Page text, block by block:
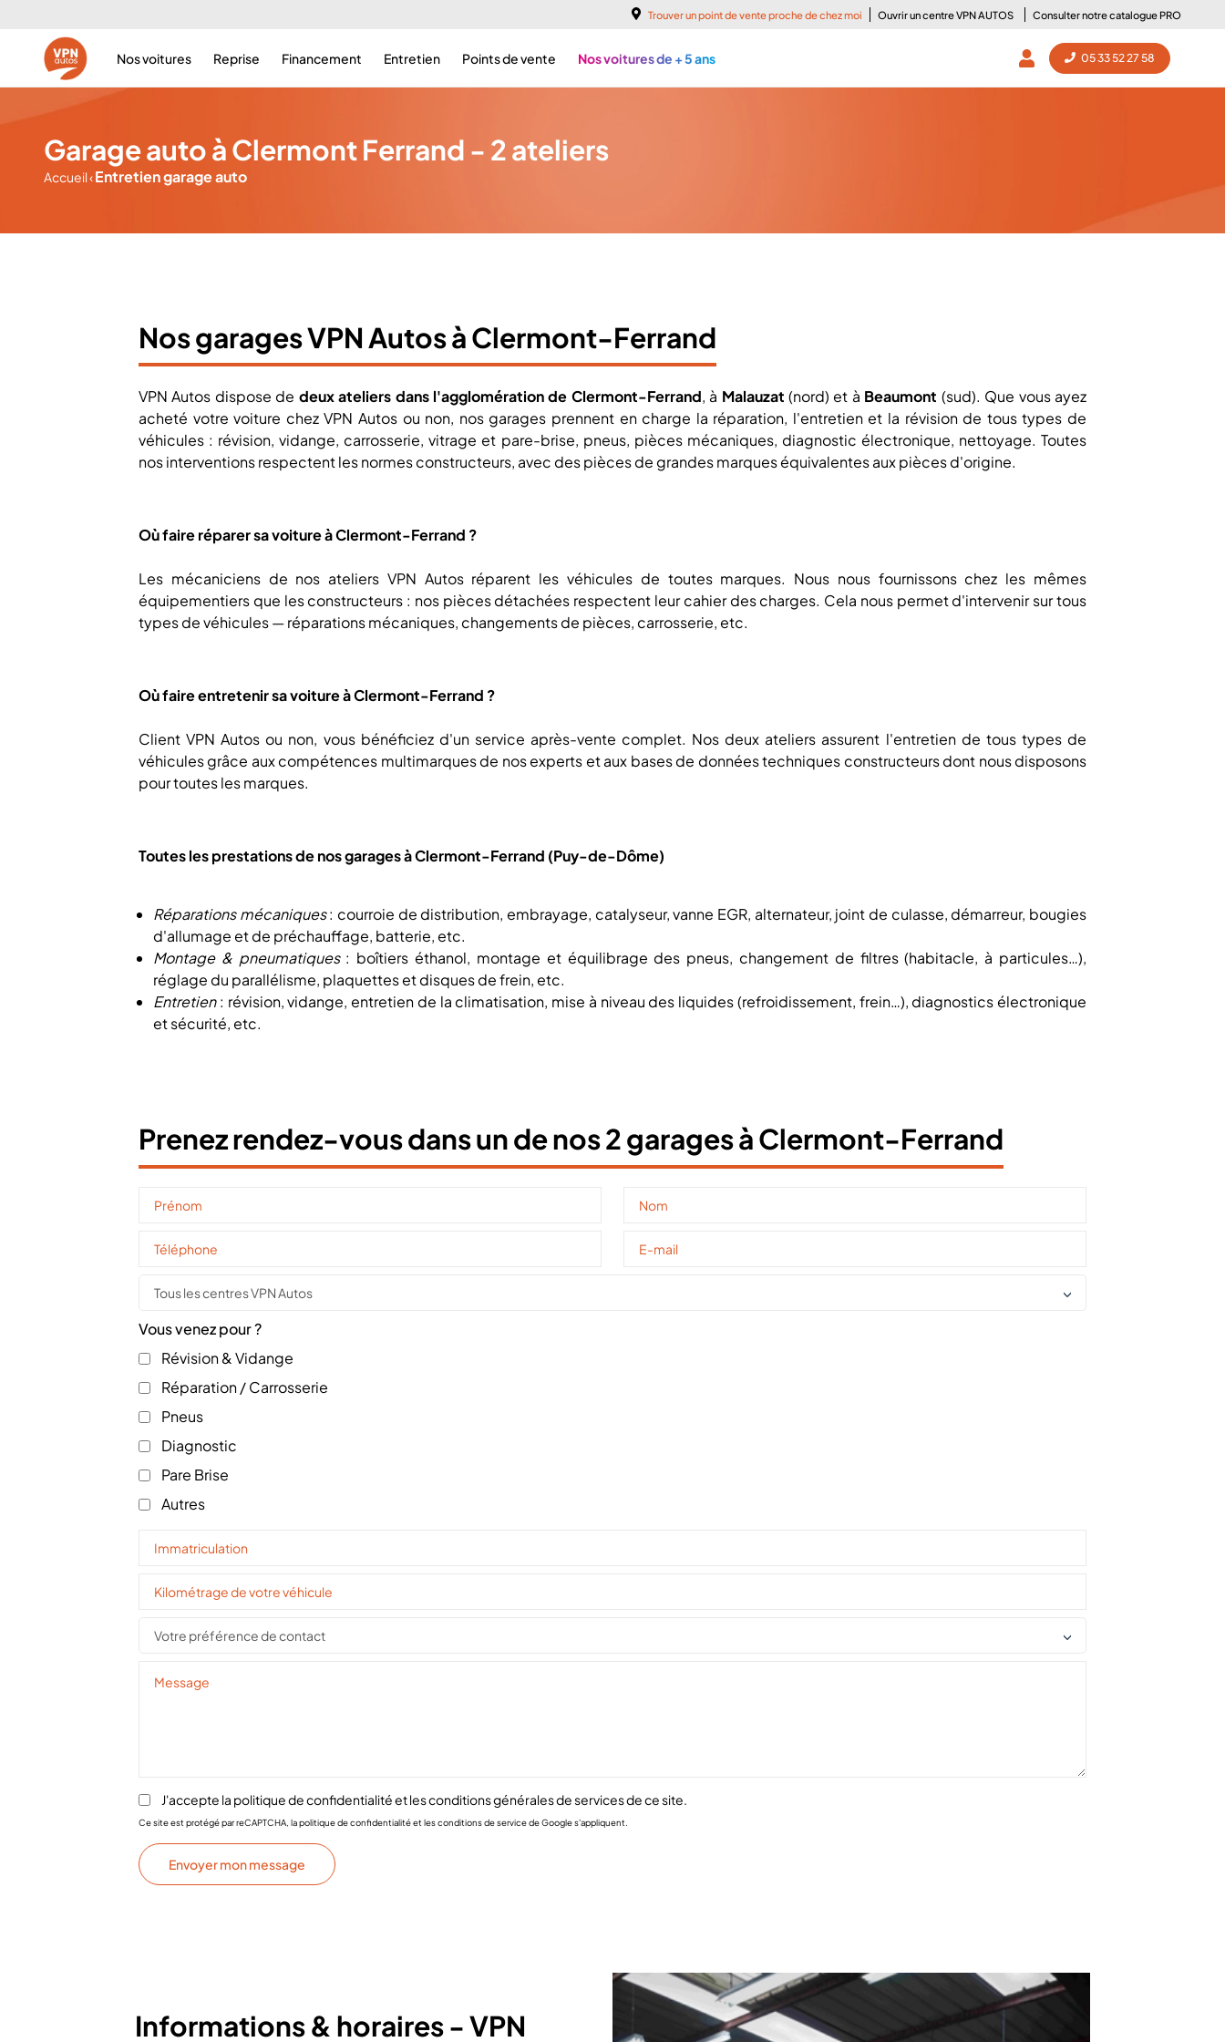
Trouver un point de vente proche de chez moi Ouvrir un centre VPN AUTOS Consulter notre catalogue PRO
05 33 52 27 58
Nos voitures Reprise Financement Entretien Points de vente Nos voitures de + 5 ans
Garage auto à Clermont Ferrand - 2 ateliers
Accueil‹Entretien garage auto
Nos garages VPN Autos à Clermont-Ferrand
VPN Autos dispose de deux ateliers dans l'agglomération de Clermont-Ferrand, à Malauzat (nord) et à Beaumont (sud). Que vous ayez
acheté votre voiture chez VPN Autos ou non, nos garages prennent en charge la réparation, l'entretien et la révision de tous types de
véhicules : révision, vidange, carrosserie, vitrage et pare-brise, pneus, pièces mécaniques, diagnostic électronique, nettoyage. Toutes
nos interventions respectent les normes constructeurs, avec des pièces de grandes marques équivalentes aux pièces d'origine.
Où faire réparer sa voiture à Clermont-Ferrand ?
Les mécaniciens de nos ateliers VPN Autos réparent les véhicules de toutes marques. Nous nous fournissons chez les mêmes
équipementiers que les constructeurs : nos pièces détachées respectent leur cahier des charges. Cela nous permet d'intervenir sur tous
types de véhicules — réparations mécaniques, changements de pièces, carrosserie, etc.
Où faire entretenir sa voiture à Clermont-Ferrand ?
Client VPN Autos ou non, vous bénéficiez d'un service après-vente complet. Nos deux ateliers assurent l'entretien de tous types de
véhicules grâce aux compétences multimarques de nos experts et aux bases de données techniques constructeurs dont nous disposons
pour toutes les marques.
Toutes les prestations de nos garages à Clermont-Ferrand (Puy-de-Dôme)
Réparations mécaniques: courroie de distribution, embrayage, catalyseur, vanne EGR, alternateur, joint de culasse, démarreur, bougies
d'allumage et de préchauffage, batterie, etc.
Montage & pneumatiques: boîtiers éthanol, montage et équilibrage des pneus, changement de filtres (habitacle, à particules…),
réglage du parallélisme, plaquettes et disques de frein, etc.
Entretien: révision, vidange, entretien de la climatisation, mise à niveau des liquides (refroidissement, frein…), diagnostics électronique
et sécurité, etc.
Prenez rendez-vous dans un de nos 2 garages à Clermont-Ferrand
Tous les centres VPN Autos
Vous venez pour ?
Révision & Vidange
Réparation / Carrosserie
Pneus
Diagnostic
Pare Brise
Autres
Votre préférence de contact
J'accepte la politique de confidentialitéet lesconditions générales de servicesde ce site.
Ce site est protégé par reCAPTCHA, la politique de confidentialité et les conditions de service de Google s'appliquent.
Envoyer mon message
Informations & horaires - VPN